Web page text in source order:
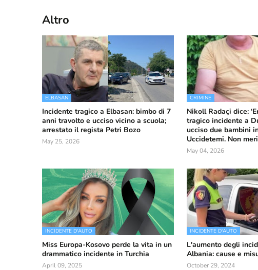
Altro
ELBASAN
Incidente tragico a Elbasan: bimbo di 7
anni travolto e ucciso vicino a scuola;
arrestato il regista Petri Bozo
May 25, 2026
CRIMINE
Nikoll Radaçi dice:
tragico incidente a
ucciso due bambini
Uccidetemi. Non
May 04, 2026
INCIDENTE D'AUTO
Miss Europa-Kosovo perde la vita in un
drammatico incidente in Turchia
April 09, 2025
INCIDENTE D'AUTO
L'aumento degli
Albania: cause e
October 29, 2024